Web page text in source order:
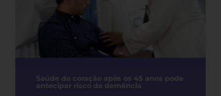
Saúde do coração após os 45 anos pode
antecipar risco de demência